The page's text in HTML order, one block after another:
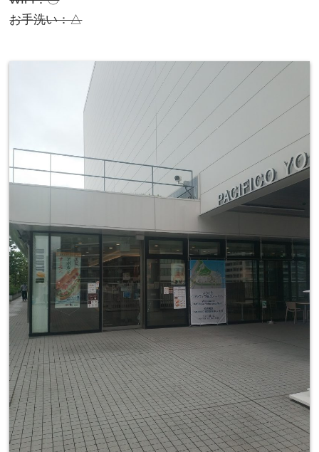
お手洗い：△